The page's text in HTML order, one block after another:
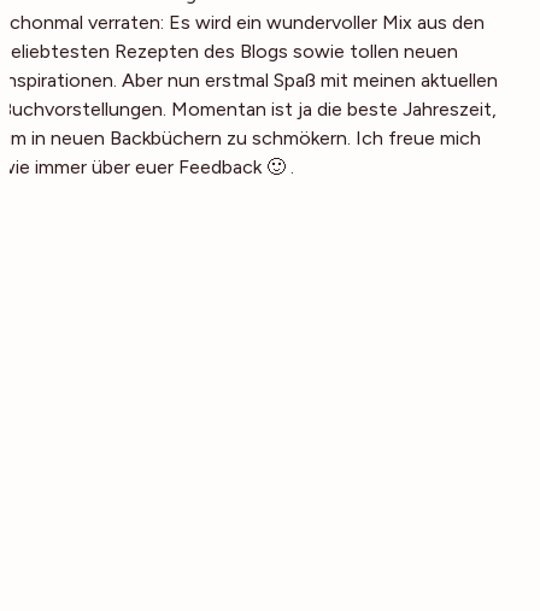
schonmal verraten: Es wird ein wundervoller Mix aus den
beliebtesten Rezepten des Blogs sowie tollen neuen
Inspirationen. Aber nun erstmal Spaß mit meinen aktuellen
Buchvorstellungen. Momentan ist ja die beste Jahreszeit,
um in neuen Backbüchern zu schmökern. Ich freue mich
wie immer über euer Feedback 🙂 .